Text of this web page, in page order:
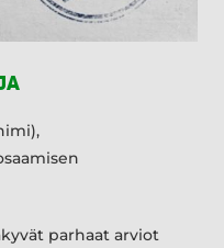
parhaat arviot